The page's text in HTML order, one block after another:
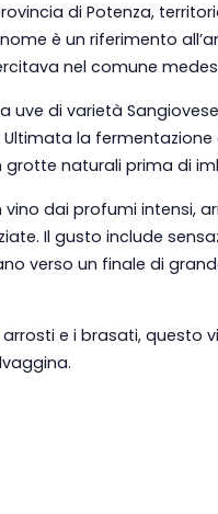
di Potenza,
nome è un riferimento
nel comune
di varietà
Ultimata la fermentazione
grotte naturali prima di
dai profumi intensi,
Il gusto include
verso un finale di grande
e i brasati, questo